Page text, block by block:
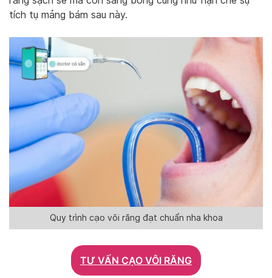
tích tụ mảng bám sau này.
Quy trình cạo vôi răng đạt chuẩn nha khoa
TƯ VẤN CẠO VÔI RĂNG